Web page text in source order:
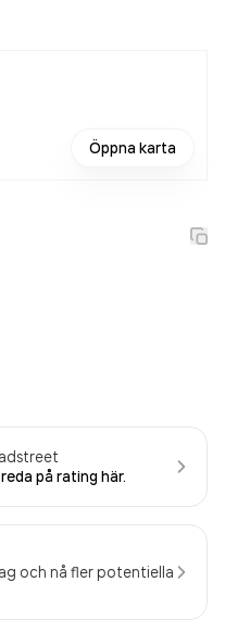
Öppna karta
på rating här.
och nå fler potentiella